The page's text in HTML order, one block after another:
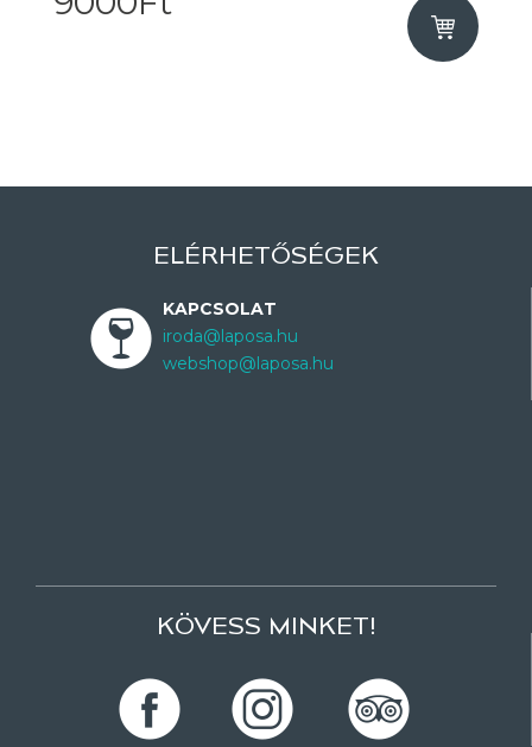
ELÉRHETŐSÉGEK
KAPCSOLAT
iroda@laposa.hu
webshop@laposa.hu
KÖVESS MINKET!